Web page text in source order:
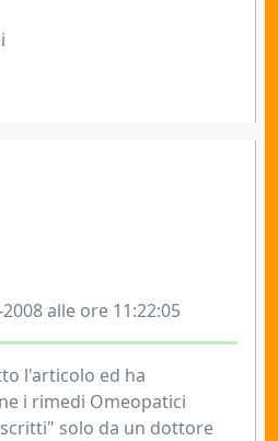
alle ore 11:22:05
l'articolo ed ha
i rimedi Omeopatici
solo da un dottore